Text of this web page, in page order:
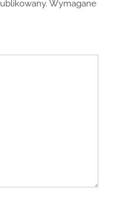
Wymagane